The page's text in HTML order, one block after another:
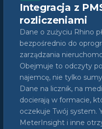
Integracja z
rozliczeniami
Dane o zużyciu Rhino
bezpośrednio do
zarządzania
Obejmuje to odczyty
najemcę, nie tylko
Dane na licznik, na
docierają w formacie,
oczekuje Twój system.
MeterInsight i inne